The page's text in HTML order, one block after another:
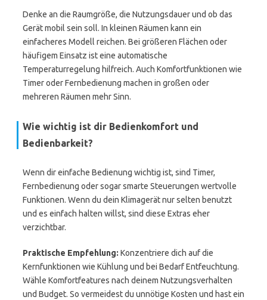
Denke an die Raumgröße, die Nutzungsdauer und ob das
Gerät mobil sein soll. In kleinen Räumen kann ein
einfacheres Modell reichen. Bei größeren Flächen oder
häufigem Einsatz ist eine automatische
Temperaturregelung hilfreich. Auch Komfortfunktionen wie
Timer oder Fernbedienung machen in großen oder
mehreren Räumen mehr Sinn.
Wie wichtig ist dir Bedienkomfort und
Bedienbarkeit?
Wenn dir einfache Bedienung wichtig ist, sind Timer,
Fernbedienung oder sogar smarte Steuerungen wertvolle
Funktionen. Wenn du dein Klimagerät nur selten benutzt
und es einfach halten willst, sind diese Extras eher
verzichtbar.
Praktische Empfehlung: Konzentriere dich auf die
Kernfunktionen wie Kühlung und bei Bedarf Entfeuchtung.
Wähle Komfortfeatures nach deinem Nutzungsverhalten
und Budget. So vermeidest du unnötige Kosten und hast ein